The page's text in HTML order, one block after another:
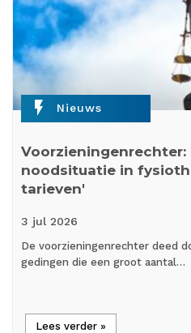
flash_on Nieuws
Voorzieningenrechter:
noodsituatie in
tarieven'
3 jul 2026
De voorzieningenrechter deed
gedingen die een groot aantal…
Lees verder »